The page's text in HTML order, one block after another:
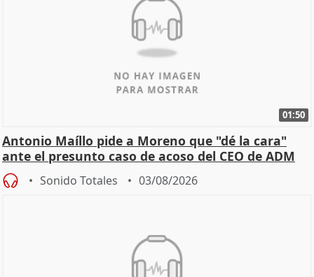
01:50
Antonio Maíllo pide a Moreno que "dé la cara"
ante el presunto caso de acoso del CEO de ADM
Sonido Totales 03/08/2026